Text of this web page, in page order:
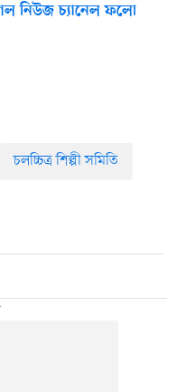
নিউজ চ্যানেল ফলো
চলচ্চিত্র শিল্পী সমিতি